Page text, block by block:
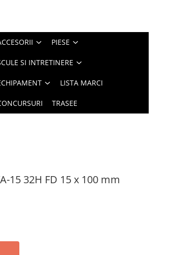
PIESE
SI INTRETINERE
LISTA MARCI
TRASEE
15 32H FD 15 x 100 mm